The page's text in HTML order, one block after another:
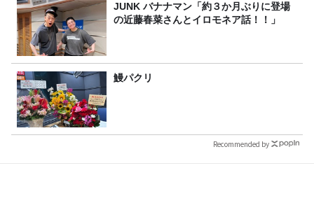
JUNK バナナマン「約３か月ぶりに登場
の近藤春菜さんとイロモネア話！！」
鰻パクリ
Recommended by